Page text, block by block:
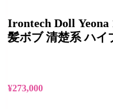
Irontech Doll Yeona
髪ボブ 清楚系 ハイ
¥273,000